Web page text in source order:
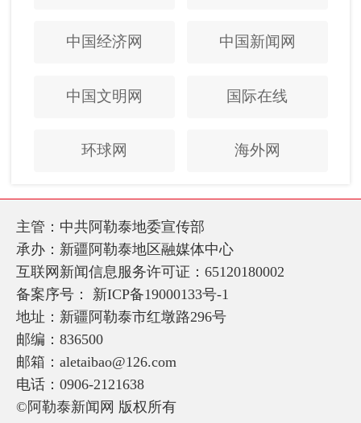
中国经济网 中国新闻网
中国文明网 国际在线
环球网 海外网
主管：中共阿勒泰地委宣传部
承办：新疆阿勒泰地区融媒体中心
互联网新闻信息服务许可证：65120180002
备案序号： 新ICP备19000133号-1
地址：新疆阿勒泰市红墩路296号
邮编：836500
邮箱：aletaibao@126.com
电话：0906-2121638
©阿勒泰新闻网 版权所有